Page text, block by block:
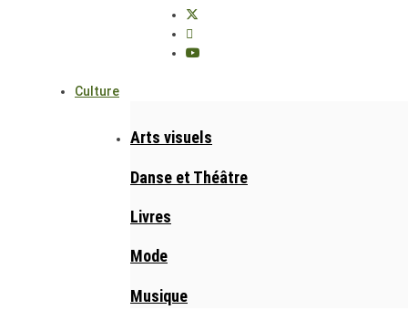
Culture
Arts visuels
Danse et Théâtre
Livres
Mode
Musique